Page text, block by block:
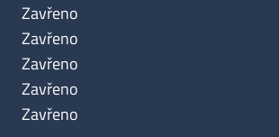
Zavřeno
Zavřeno
Zavřeno
Zavřeno
Zavřeno